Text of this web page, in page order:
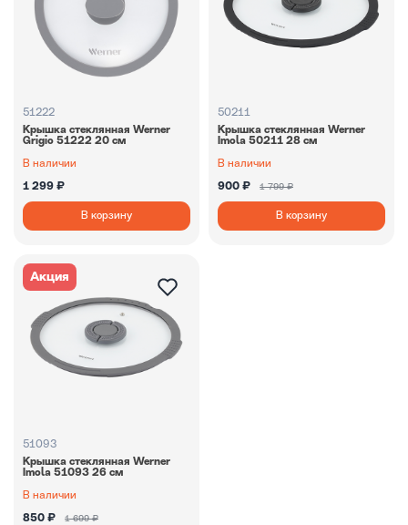
51222
Крышка стеклянная Werner
Grigio 51222 20 см
В наличии
1 299 ₽
В корзину
50211
Крышка стеклянная Werner
Imola 50211 28 см
В наличии
900 ₽ 1 799 ₽
В корзину
Акция
51093
Крышка стеклянная Werner
Imola 51093 26 см
В наличии
850 ₽ 1 699 ₽